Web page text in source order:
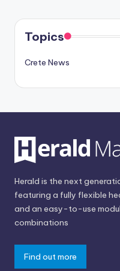
Topics
Crete News
Herald is the next
featuring a fully flexible
and an easy-to-use
combinations
Find out more